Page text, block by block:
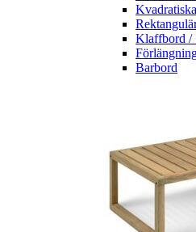
Klaffbord /
Barbord